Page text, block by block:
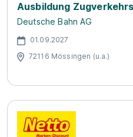
Ausbildung
Deutsche Bahn AG
01.09.2027
72116 Mössingen (u.a.)